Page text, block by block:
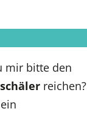
mir bitte den
reichen?